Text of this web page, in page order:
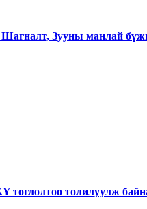
Зууны манлай
тоглолтоо толилуулж